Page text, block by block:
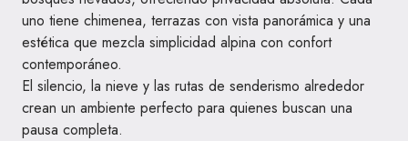
uno tiene chimenea, terrazas con vista panorámica y una
estética que mezcla simplicidad alpina con confort
contemporáneo.
El silencio, la nieve y las rutas de senderismo alrededor
crean un ambiente perfecto para quienes buscan una
pausa completa.